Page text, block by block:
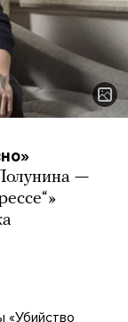
—
«Убийство